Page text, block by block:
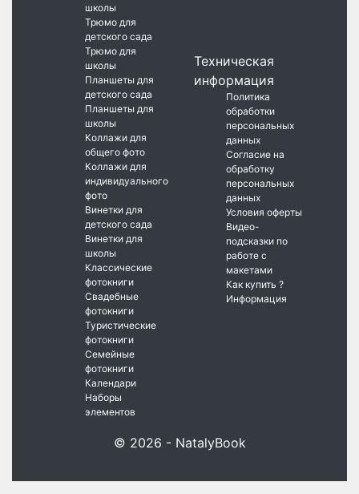
школы
Трюмо для
детского сада
Трюмо для
школы
Планшеты для
детского сада
Планшеты для
школы
Коллажи для
общего фото
Коллажи для
индивидуального
фото
Винетки для
детского сада
Винетки для
школы
Классические
фотокниги
Свадебные
фотокниги
Туристические
фотокниги
Семейные
фотокниги
Календари
Наборы
элементов
Техническая
информация
Политика
обработки
персональных
данных
Согласие на
обработку
персональных
данных
Условия оферты
Видео-
подсказки по
работе с
макетами
Как купить ?
Информация
© 2026 - NatalyBook